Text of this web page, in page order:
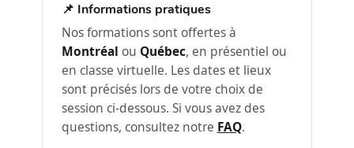
documentation de projet)
Comment devront-elles être gérées
Les niveaux d’engagement des parties
prenantes
Stratégie de gestion des parties
📌 Informations pratiques
Nos formations sont offertes à
Montréal ou Québec, en présentiel ou
en classe virtuelle. Les dates et lieux
sont précisés lors de votre choix de
session ci-dessous. Si vous avez des
questions, consultez notre FAQ.